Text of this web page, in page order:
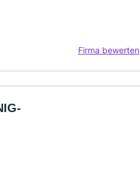
Firma bewerten